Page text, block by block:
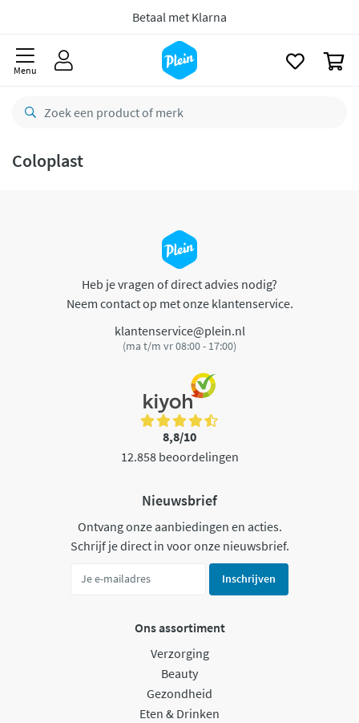
Betaal met Klarna
Menu
Coloplast
Heb je vragen of direct advies nodig?
Neem contact op met onze klantenservice.
klantenservice@plein.nl
(ma t/m vr 08:00 - 17:00)
8,8/10
12.858 beoordelingen
Nieuwsbrief
Ontvang onze aanbiedingen en acties.
Schrijf je direct in voor onze nieuwsbrief.
Inschrijven
Ons assortiment
Verzorging
Beauty
Gezondheid
Eten & Drinken